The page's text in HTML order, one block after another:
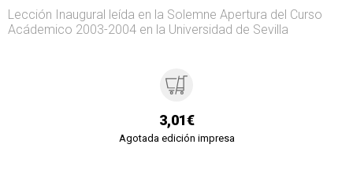
Lección Inaugural leída en la Solemne Apertura del Curso
Acádemico 2003-2004 en la Universidad de Sevilla
3,01€
Agotada edición impresa